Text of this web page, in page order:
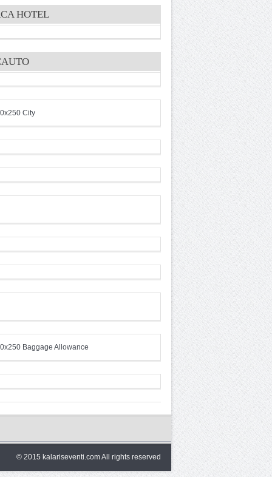
HOTEL
© 2015 kalariseventi.com All rights reserved